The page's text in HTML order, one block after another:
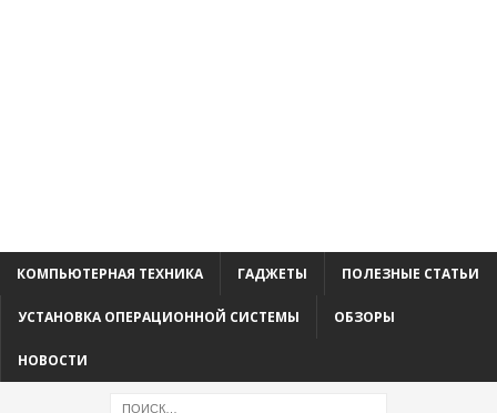
КОМПЬЮТЕРНАЯ ТЕХНИКА ГАДЖЕТЫ ПОЛЕЗНЫЕ СТАТЬИ
УСТАНОВКА ОПЕРАЦИОННОЙ СИСТЕМЫ ОБЗОРЫ
НОВОСТИ